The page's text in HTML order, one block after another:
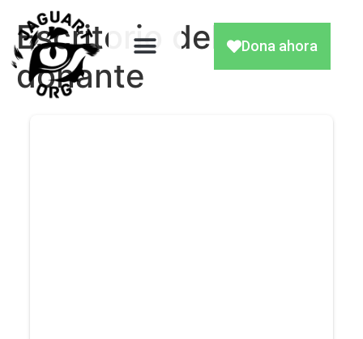
Dona ahora
Escritorio del
donante